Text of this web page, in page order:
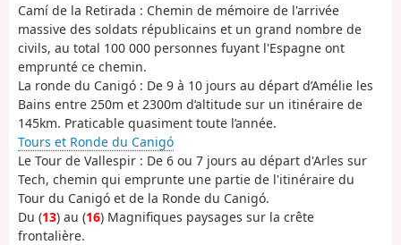
Camí de la Retirada : Chemin de mémoire de l'arrivée
massive des soldats républicains et un grand nombre de
civils, au total 100 000 personnes fuyant l'Espagne ont
emprunté ce chemin.
La ronde du Canigó : De 9 à 10 jours au départ d’Amélie les
Bains entre 250m et 2300m d’altitude sur un itinéraire de
145km. Praticable quasiment toute l’année.
Tours et Ronde du Canigó
Le Tour de Vallespir : De 6 ou 7 jours au départ d'Arles sur
Tech, chemin qui emprunte une partie de l'itinéraire du
Tour du Canigó et de la Ronde du Canigó.
Du (13) au (16) Magnifiques paysages sur la crête
frontalière.